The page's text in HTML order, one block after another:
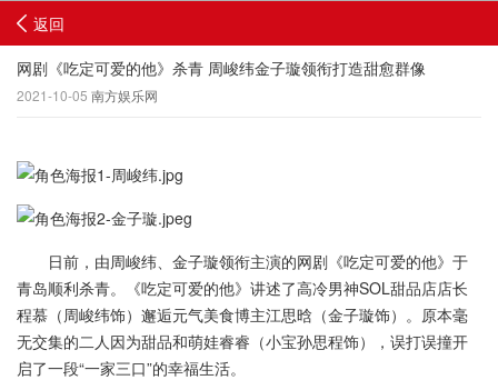
返回
网剧《吃定可爱的他》杀青 周峻纬金子璇领衔打造甜愈群像
2021-10-05 南方娱乐网
日前，由周峻纬、金子璇领衔主演的网剧《吃定可爱的他》于
青岛顺利杀青。《吃定可爱的他》讲述了高冷男神SOL甜品店店长
程慕（周峻纬饰）邂逅元气美食博主江思晗（金子璇饰）。原本毫
无交集的二人因为甜品和萌娃睿睿（小宝孙思程饰），误打误撞开
启了一段“一家三口”的幸福生活。